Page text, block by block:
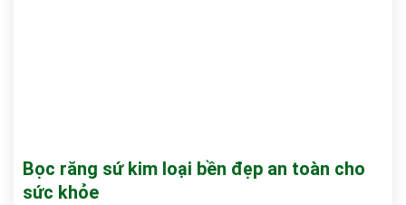
Bọc răng sứ kim loại bền đẹp an toàn cho
sức khỏe